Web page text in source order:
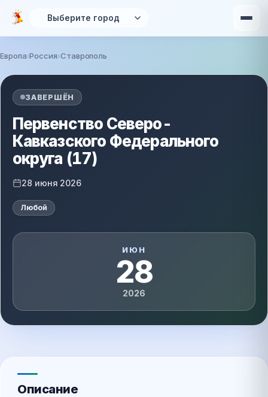
Перейти к основному содержанию
Вы здесь
Европа Россия Ставрополь
ЗАВЕРШЁН
Первенство Северо-
Кавказского Федерального
округа (17)
28 июня 2026
Любой
ИЮН
28
2026
Описание